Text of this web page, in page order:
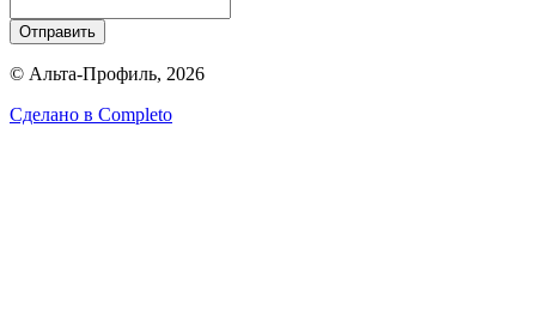
Отправить
© Альта-Профиль, 2026
Сделано в Completo